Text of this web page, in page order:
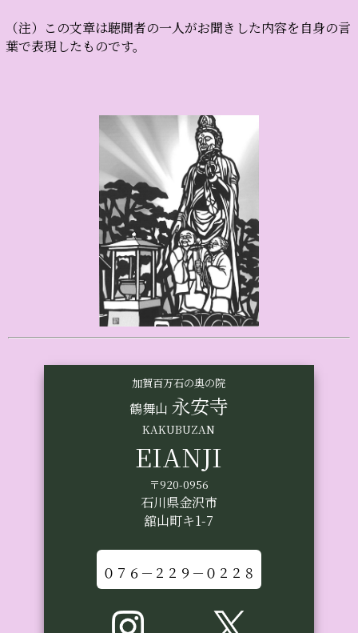
（注）この文章は聴聞者の一人がお聞きした内容を自身の言
葉で表現したものです。
加賀百万石の奥の院
鶴舞山 永安寺
KAKUBUZAN
EIANJI
〒920-0956
石川県金沢市
舘山町キ1-7
０７６－２２９－０２２８